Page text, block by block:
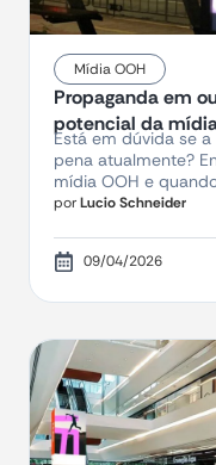
Mídia OOH
Propaganda em
potencial da
Está em dúvida se
pena atualmente?
mídia OOH e
porLucio Schneider
09/04/2026